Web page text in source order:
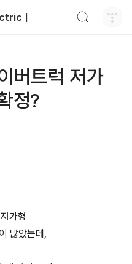
|
버트럭 저가
정?
가형
많았는데,